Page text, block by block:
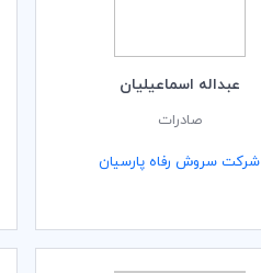
عبداله اسماعیلیان
صادرات
شرکت سروش رفاه پارسیان